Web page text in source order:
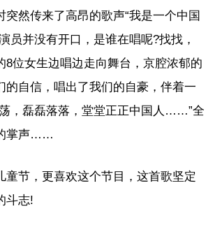
突然传来了高昂的歌声“我是一个中国
员并没有开口，是谁在唱呢?找找，
8位女生边唱边走向舞台，京腔浓郁的
的自信，唱出了我们的自豪，伴着一
，磊磊落落，堂堂正正中国人……”全
掌声……
童节，更喜欢这个节目，这首歌坚定
斗志!